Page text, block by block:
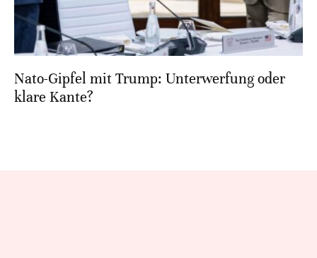
Nato-Gipfel mit Trump: Unterwerfung oder
klare Kante?